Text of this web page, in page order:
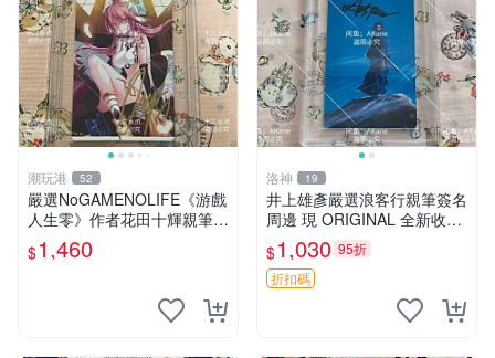
潮玩港 52
嚴選NoGAMENOLIFE《游戲
人生零》作者花田十輝親筆簽
名照片，3英寸真品收藏。簽
名經典角色周邊推薦收藏。
$1,460
洛神 19
井上雄彥嚴選浪客行親筆簽名
周邊 現 ORIGINAL 全新收藏
相框附卡磚 尺寸適中 浪客行
筆 記念照
$1,030 95折
折扣碼